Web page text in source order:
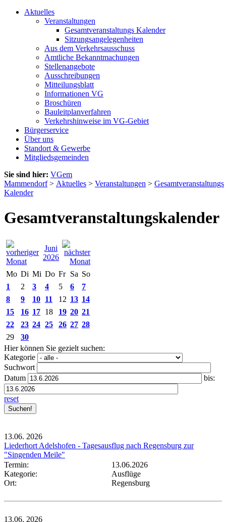
Aktuelles
Veranstaltungen
Gesamtveranstaltungs Kalender
Sitzungsangelegenheiten
Aus dem Verkehrsausschuss
Amtliche Bekanntmachungen
Stellenangebote
Ausschreibungen
Mitteilungsblatt
Informationen VG
Broschüren
Bauleitplanverfahren
Verkehrshinweise im VG-Gebiet
Bürgerservice
Über uns
Standort & Gewerbe
Mitgliedsgemeinden
Sie sind hier: VGem
Mammendorf> Aktuelles > Veranstaltungen > Gesamtveranstaltungs
Kalender
Gesamtveranstaltungskalender
Juni
2026
Mo Di Mi Do Fr Sa So
1
2 3 4 5 6
7
8
9 10 11 12 13 14
15
16 17 18 19 20 21
22
23 24 25 26 27 28
29
30
Hier können Sie gezielt suchen:
Kategorie
Suchwort
Datum
bis:
reset
13.06. 2026
Liederhort Adelshofen - Tagesausflug nach Regensburg zur
"Singenden Meile"
Termin:
13.06.2026
Kategorie:
Ausflüge
Ort:
Regensburg
13.06. 2026